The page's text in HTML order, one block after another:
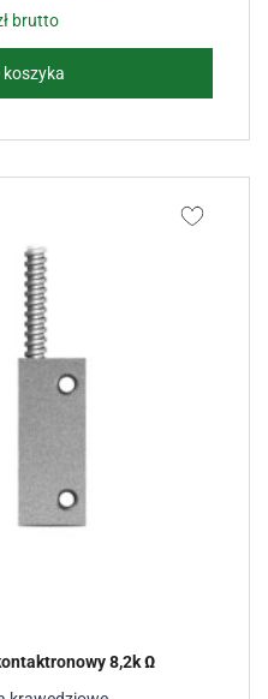
brutto
koszyka
8,2k Ω